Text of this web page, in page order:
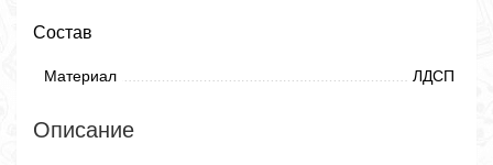
Состав
Материал ЛДСП
Описание